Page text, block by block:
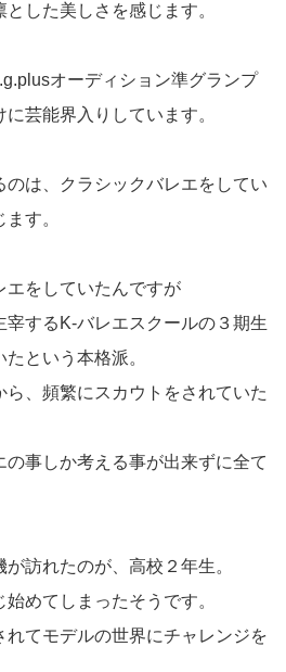
した美しさを感じます。
オーディション準グランプ
芸能界入りしています。
は、クラシックバレエをしてい
す。
エをしていたんですが
するK-バレエスクールの３期生
という本格派。
、頻繁にスカウトをされていた
事しか考える事が出来ずに全て
訪れたのが、高校２年生。
めてしまったそうです。
れてモデルの世界にチャレンジを